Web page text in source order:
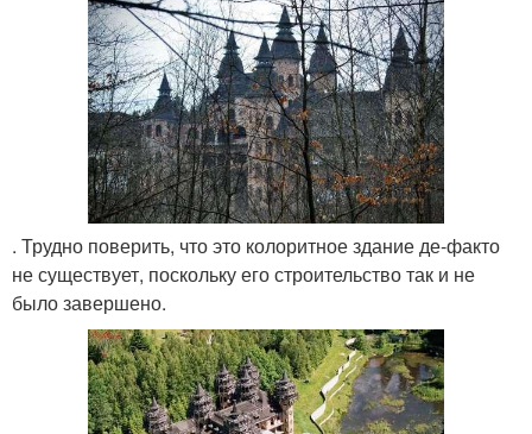
. Трудно поверить, что это колоритное здание де-факто
не существует, поскольку его строительство так и не
было завершено.